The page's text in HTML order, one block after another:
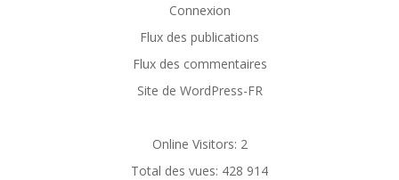
Connexion
Flux des publications
Flux des commentaires
Site de WordPress-FR
Online Visitors: 2
Total des vues: 428 914